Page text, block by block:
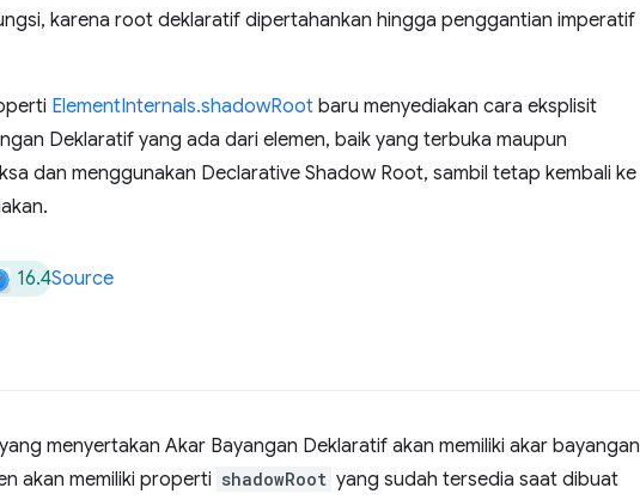
karena root deklaratif dipertahankan hingga penggantian imperatif
ElementInternals.shadowRoot baru menyediakan cara eksplisit
Deklaratif yang ada dari elemen, baik yang terbuka maupun
dan menggunakan Declarative Shadow Root, sambil tetap kembali ke
16.4Source
menyertakan Akar Bayangan Deklaratif akan memiliki akar bayangan
akan memiliki properti shadowRoot yang sudah tersedia saat dibuat